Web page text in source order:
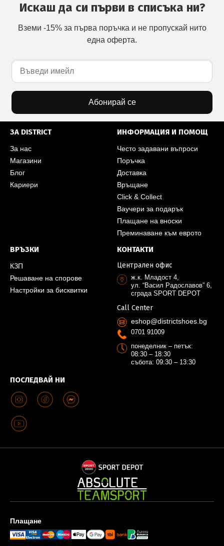
Искаш да си първи в списъка ни?
Вземи -15% за първа поръчка и не пропускай нито
една оферта.
Абонирай се
ЗА DISTRICT
За нас
Магазини
Блог
Кариери
ИНФОРМАЦИЯ И ПОМОЩ
Често задавани въпроси
Поръчка
Доставка
Връщане
Click & Collect
Ваучери за подарък
Плащане на вноски
Преминаване към еврото
ВРЪЗКИ
КЗП
Решаване на спорове
Настройки за бисквитки
ПОСЛЕДВАЙ НИ
КОНТАКТИ
Централен офис
ж.к. Младост 4,
ул. “Васил Радославов” 6,
сграда SPORT DEPOT
Call Center
eshop@districtshoes.bg
0701 91009
понеделник – петък:
08:30 – 18:30
събота: 09:30 – 13:30
Плащане